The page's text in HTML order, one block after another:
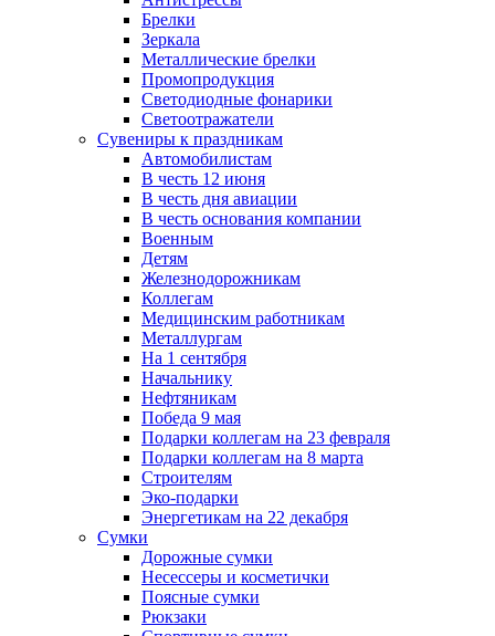
Брелки
Зеркала
Металлические брелки
Промопродукция
Светодиодные фонарики
Светоотражатели
Сувениры к праздникам
Автомобилистам
В честь 12 июня
В честь дня авиации
В честь основания компании
Военным
Детям
Железнодорожникам
Коллегам
Медицинским работникам
Металлургам
На 1 сентября
Начальнику
Нефтяникам
Победа 9 мая
Подарки коллегам на 23 февраля
Подарки коллегам на 8 марта
Строителям
Эко-подарки
Энергетикам на 22 декабря
Сумки
Дорожные сумки
Несессеры и косметички
Поясные сумки
Рюкзаки